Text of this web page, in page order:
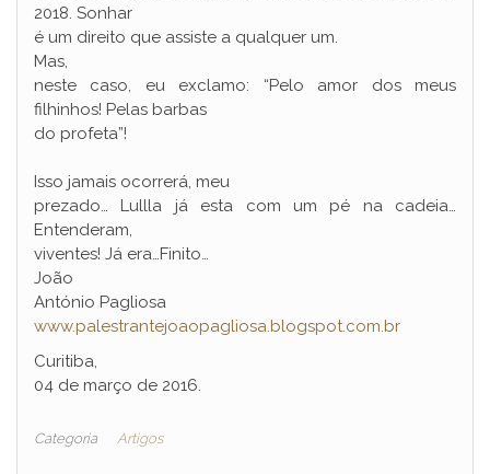
2018. Sonhar
é um direito que assiste a qualquer um.
Mas,
neste caso, eu exclamo: “Pelo amor dos meus
filhinhos! Pelas barbas
do profeta”!
Isso jamais ocorrerá, meu
prezado… Lullla já esta com um pé na cadeia…
Entenderam,
viventes! Já era…Finito…
João
António Pagliosa
www.palestrantejoaopagliosa.blogspot.com.br
Curitiba,
04 de março de 2016.
Categoria Artigos